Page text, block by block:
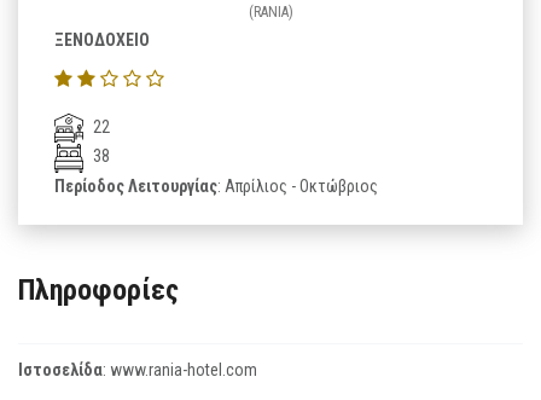
(RANIA)
ΞΕΝΟΔΟΧΕΙΟ
22
38
Περίοδος Λειτουργίας: Απρίλιος - Οκτώβριος
Πληροφορίες
Ιστοσελίδα: www.rania-hotel.com